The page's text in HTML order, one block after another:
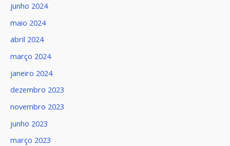
junho 2024
maio 2024
abril 2024
março 2024
janeiro 2024
dezembro 2023
novembro 2023
junho 2023
março 2023